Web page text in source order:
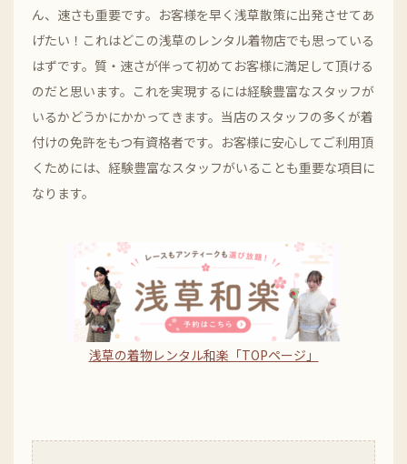
ん、速さも重要です。お客様を早く浅草散策に出発させてあ
げたい！これはどこの浅草のレンタル着物店でも思っている
はずです。質・速さが伴って初めてお客様に満足して頂ける
のだと思います。これを実現するには経験豊富なスタッフが
いるかどうかにかかってきます。当店のスタッフの多くが着
付けの免許をもつ有資格者です。お客様に安心してご利用頂
くためには、経験豊富なスタッフがいることも重要な項目に
なります。
浅草の着物レンタル和楽「TOPページ」